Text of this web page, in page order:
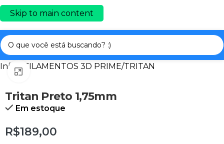
Skip to main content
Início/ FILAMENTOS 3D PRIME/TRITAN
Clique para ampliar
Tritan Preto 1,75mm
Em estoque
R$189,00